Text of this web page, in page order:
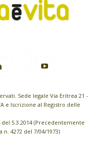
Sede legale Via Eritrea 21 -
e Iscrizione al Registro delle
5.3.2014 (Precedentemente
4272 del 7/04/1973)